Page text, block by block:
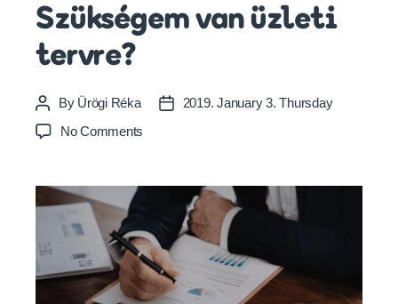
Szükségem van üzleti
tervre?
Post
author
By Ürögi Réka
Post2019. January 3. Thursday
No Comments
Szükségem
üzleti
tervre?